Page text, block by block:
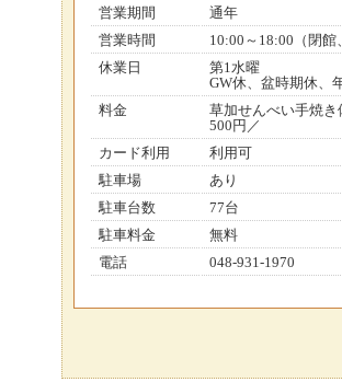
営業期間
通年
営業時間
10:00～18:00（閉館
休業日
第1水曜
GW休、盆時期休、
料金
草加せんべい手焼
500円／
カード利用
利用可
駐車場
あり
駐車台数
77台
駐車料金
無料
電話
048-931-1970